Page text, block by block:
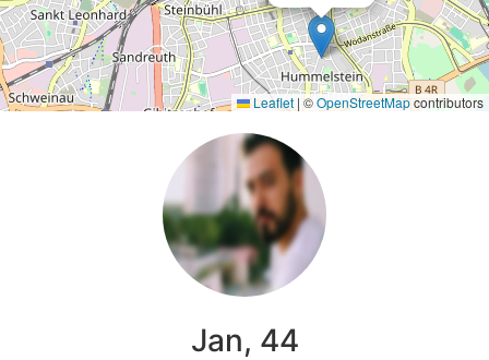
Leaflet | ©OpenStreetMapcontributors
Jan, 44